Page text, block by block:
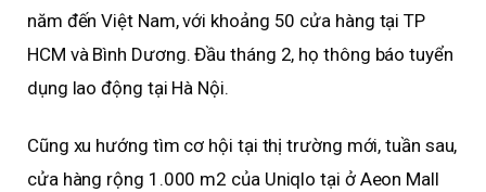
năm đến Việt Nam, với khoảng 50 cửa hàng tại TP
HCM và Bình Dương. Đầu tháng 2, họ thông báo tuyển
dụng lao động tại Hà Nội.
Cũng xu hướng tìm cơ hội tại thị trường mới, tuần sau,
cửa hàng rộng 1.000 m2 của Uniqlo tại ở Aeon Mall